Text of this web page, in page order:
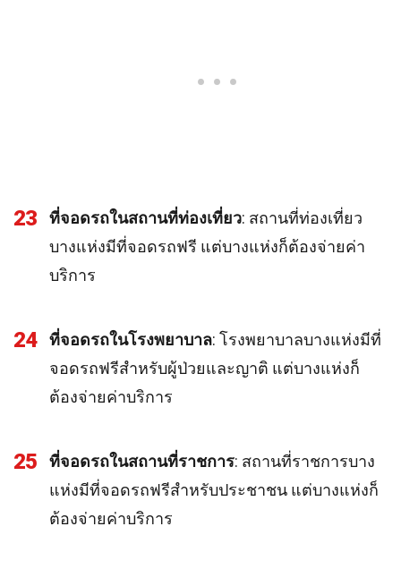
23 ที่จอดรถในสถานที่ท่องเที่ยว: สถานที่ท่องเที่ยว
บางแห่งมีที่จอดรถฟรี แต่บางแห่งก็ต้องจ่ายค่า
บริการ
24 ที่จอดรถในโรงพยาบาล: โรงพยาบาลบางแห่งมีที่
จอดรถฟรีสำหรับผู้ป่วยและญาติ แต่บางแห่งก็
ต้องจ่ายค่าบริการ
25 ที่จอดรถในสถานที่ราชการ: สถานที่ราชการบาง
แห่งมีที่จอดรถฟรีสำหรับประชาชน แต่บางแห่งก็
ต้องจ่ายค่าบริการ